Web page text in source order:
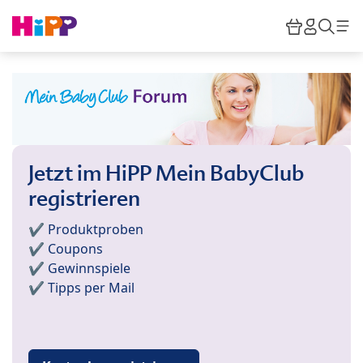
HiPP
Jetzt im HiPP Mein BabyClub
registrieren
✔️ Produktproben
✔️ Coupons
✔️ Gewinnspiele
✔️ Tipps per Mail